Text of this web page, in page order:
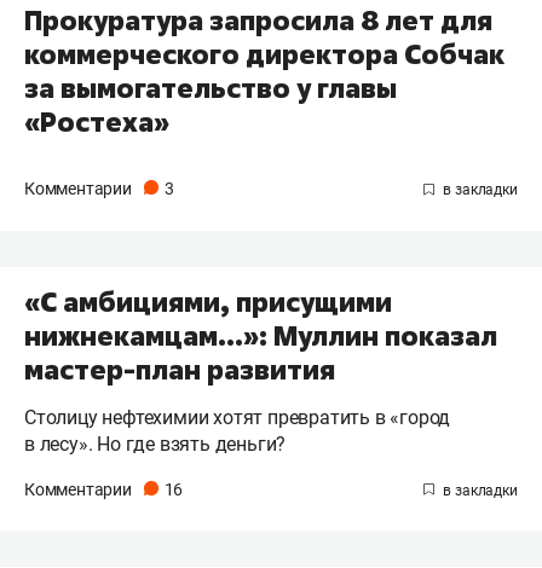
Прокуратура запросила 8 лет для
коммерческого директора Собчак
за вымогательство у главы
«Ростеха»
Комментарии 3
«С амбициями, присущими
нижнекамцам…»: Муллин показал
мастер-план развития
Столицу нефтехимии хотят превратить в «город
в лесу». Но где взять деньги?
Комментарии 16